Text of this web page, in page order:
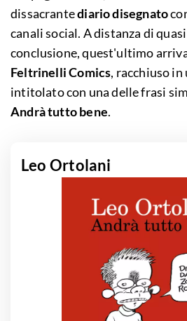
dissacrantediario disegnato
canali social. A distanza di
conclusione, quest'ultimo
Feltrinelli Comics, racchiuso
intitolato con una delle frasi
Andrà tutto bene.
Leo Ortolani